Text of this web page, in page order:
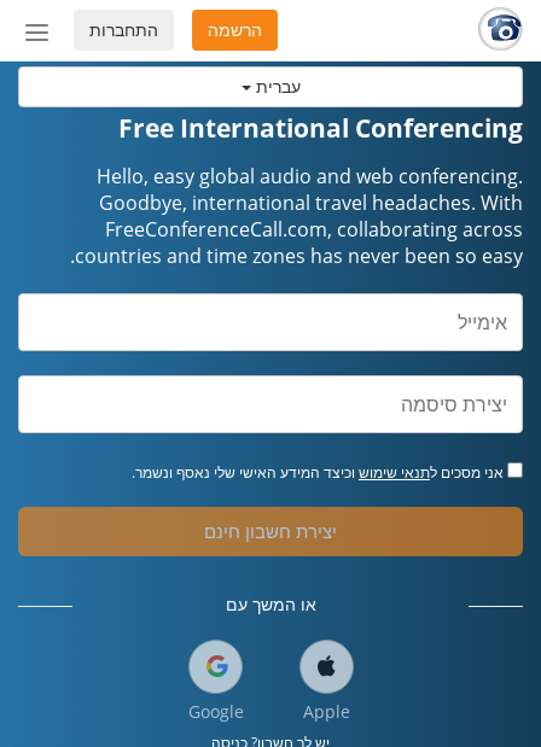
עברית
מצב
התחברות הרשמה
Free International Conferencing
Hello, easy global audio and web conferencing.
Goodbye, international travel headaches. ​​​​​​​With
FreeConferenceCall.com, collaborating across
countries and time zones has never been so easy.
אני מסכים לתנאי שימוש וכיצד המידע האישי שלי נאסף ונשמר.
יצירת חשבון חינם
או המשך עם
Apple
Google
יש לך חשבון? כניסה